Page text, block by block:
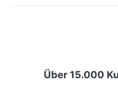
Über 15.000